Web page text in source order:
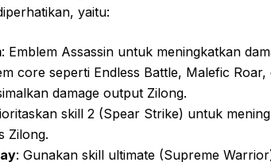
yaitu:
: Emblem Assassin untuk meningkatkan
core seperti Endless Battle, Malefic
damage output Zilong.
skill 2 (Spear Strike) untuk
Zilong.
: Gunakan skill ultimate (Supreme